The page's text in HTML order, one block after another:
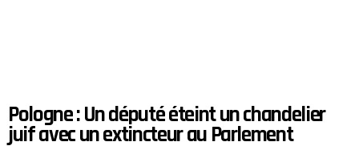
Pologne : Un député éteint un chandelier
juif avec un extincteur au Parlement